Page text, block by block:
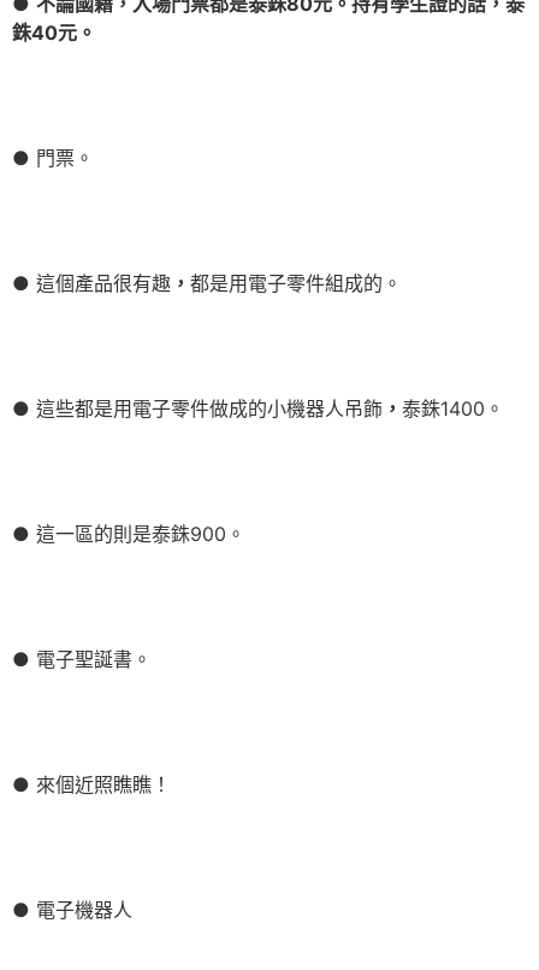
銖40元。
● 門票。
● 這個產品很有趣 ， 都是用電子零件組成的。
● 這些都是用電子零件做成的小機器人吊飾 ， 泰銖1400。
● 這一區的則是泰銖900。
● 電子聖誕書。
● 來個近照瞧瞧！
● 電子機器人